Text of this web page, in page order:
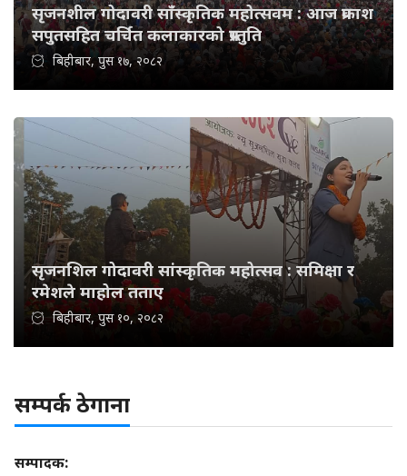
सृजनशील गोदावरी साँस्कृतिक महोत्सवम : आज प्रकाश
सपुतसहित चर्चित कलाकारको प्रस्तुति
बिहीबार, पुस १७, २०८२
सृजनशिल गोदावरी सांस्कृतिक महोत्सव : समिक्षा र
रमेशले माहोल तताए
बिहीबार, पुस १०, २०८२
सम्पर्क ठेगाना
सम्पादक: